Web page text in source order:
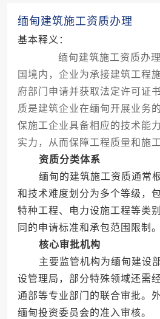
缅甸建筑施工资质办理
基本释义：
缅甸建筑施工资质办理
国境内，企业为承接建筑工程
府部门申请并获取法定许可证
质是建筑企业在缅甸开展业务
保施工企业具备相应的技术能
实力，从而保障工程质量和施工
资质分类体系
缅甸的建筑施工资质通常根
和技术难度划分为多个等级，
特种工程、电力设施工程等类
同的申请标准和承包范围限制。
核心审批机构
主要监管机构为缅甸建设部
设管理局，部分特殊领域还需
通部等专业部门的联合审批。
缅甸投资委员会的准入审核。